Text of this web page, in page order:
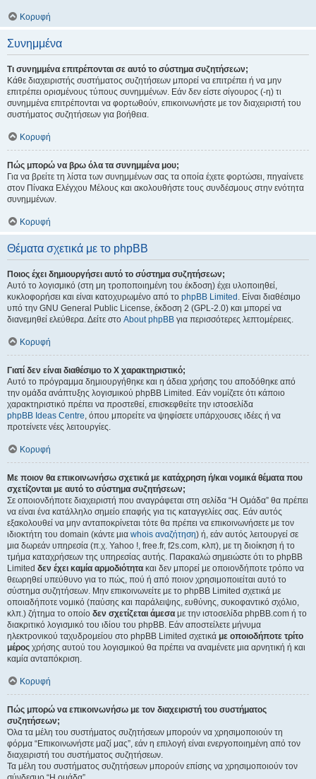
Κορυφή
Συνημμένα
Τι συνημμένα επιτρέπονται σε αυτό το σύστημα συζητήσεων;
Κάθε διαχειριστής συστήματος συζητήσεων μπορεί να επιτρέπει ή να μην
επιτρέπει ορισμένους τύπους συνημμένων. Εάν δεν είστε σίγουρος (-η) τι
συνημμένα επιτρέπονται να φορτωθούν, επικοινωνήστε με τον διαχειριστή του
συστήματος συζητήσεων για βοήθεια.
Κορυφή
Πώς μπορώ να βρω όλα τα συνημμένα μου;
Για να βρείτε τη λίστα των συνημμένων σας τα οποία έχετε φορτώσει, πηγαίνετε
στον Πίνακα Ελέγχου Μέλους και ακολουθήστε τους συνδέσμους στην ενότητα
συνημμένων.
Κορυφή
Θέματα σχετικά με το phpBB
Ποιος έχει δημιουργήσει αυτό το σύστημα συζητήσεων;
Αυτό το λογισμικό (στη μη τροποποιημένη του έκδοση) έχει υλοποιηθεί,
κυκλοφορήσει και είναι κατοχυρωμένο από το phpBB Limited . Είναι διαθέσιμο
υπό την GNU General Public License, έκδοση 2 (GPL-2.0) και μπορεί να
διανεμηθεί ελεύθερα. Δείτε στο About phpBB για περισσότερες λεπτομέρειες.
Κορυφή
Γιατί δεν είναι διαθέσιμο το Χ χαρακτηριστικό;
Αυτό το πρόγραμμα δημιουργήθηκε και η άδεια χρήσης του αποδόθηκε από
την ομάδα ανάπτυξης λογισμικού phpBB Limited. Εάν νομίζετε ότι κάποιο
χαρακτηριστικό πρέπει να προστεθεί, επισκεφθείτε την ιστοσελίδα
phpBB Ideas Centre, όπου μπορείτε να ψηφίσετε υπάρχουσες ιδέες ή να
προτείνετε νέες λειτουργίες.
Κορυφή
Με ποιον θα επικοινωνήσω σχετικά με κατάχρηση ή/και νομικά θέματα που
σχετίζονται με αυτό το σύστημα συζητήσεων;
Σε οποιονδήποτε διαχειριστή που αναγράφεται στη σελίδα “Η Ομάδα” θα πρέπει
να είναι ένα κατάλληλο σημείο επαφής για τις καταγγελίες σας. Εάν αυτός
εξακολουθεί να μην ανταποκρίνεται τότε θα πρέπει να επικοινωνήσετε με τον
ιδιοκτήτη του domain (κάντε μια whois αναζήτηση) ή, εάν αυτός λειτουργεί σε
μια δωρεάν υπηρεσία (π.χ. Yahoo !, free.fr, f2s.com, κλπ), με τη διοίκηση ή το
τμήμα καταχρήσεων της υπηρεσίας αυτής. Παρακαλώ σημειώστε ότι το phpBB
Limited δεν έχει καμία αρμοδιότητα και δεν μπορεί με οποιονδήποτε τρόπο να
θεωρηθεί υπεύθυνο για το πώς, πού ή από ποιον χρησιμοποιείται αυτό το
σύστημα συζητήσεων. Μην επικοινωνείτε με το phpBB Limited σχετικά με
οποιαδήποτε νομικό (παύσης και παράλειψης, ευθύνης, συκοφαντικό σχόλιο,
κλπ.) ζήτημα το οποίο δεν σχετίζεται άμεσα με την ιστοσελίδα phpBB.com ή το
διακριτικό λογισμικό του ιδίου του phpBB. Εάν αποστείλετε μήνυμα
ηλεκτρονικού ταχυδρομείου στο phpBB Limited σχετικά με οποιοδήποτε τρίτο
μέρος χρήσης αυτού του λογισμικού θα πρέπει να αναμένετε μια αρνητική ή και
καμία ανταπόκριση.
Κορυφή
Πώς μπορώ να επικοινωνήσω με τον διαχειριστή του συστήματος
συζητήσεων;
Όλα τα μέλη του συστήματος συζητήσεων μπορούν να χρησιμοποιούν τη
φόρμα “Επικοινωνήστε μαζί μας”, εάν η επιλογή είναι ενεργοποιημένη από τον
διαχειριστή του συστήματος συζητήσεων.
Τα μέλη του συστήματος συζητήσεων μπορούν επίσης να χρησιμοποιούν τον